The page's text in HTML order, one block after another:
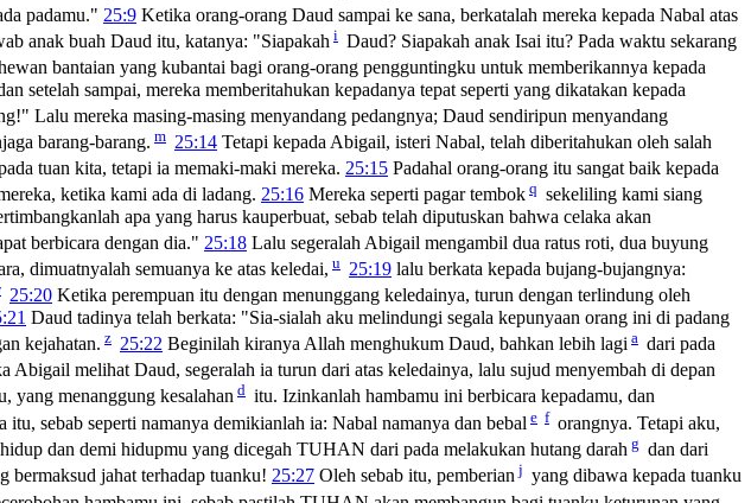
padamu." 25:9 Ketika orang-orang Daud sampai ke sana, berkatalah mereka kepada Nabal atas
anak buah Daud itu, katanya: "Siapakah i Daud? Siapakah anak Isai itu? Pada waktu sekarang
bantaian yang kubantai bagi orang-orang pengguntingku untuk memberikannya kepada
setelah sampai, mereka memberitahukan kepadanya tepat seperti yang dikatakan kepada
Lalu mereka masing-masing menyandang pedangnya; Daud sendiripun menyandang
barang-barang. m 25:14 Tetapi kepada Abigail, isteri Nabal, telah diberitahukan oleh salah
tuan kita, tetapi ia memaki-maki mereka. 25:15 Padahal orang-orang itu sangat baik kepada
ketika kami ada di ladang. 25:16 Mereka seperti pagar tembok q sekeliling kami siang
apa yang harus kauperbuat, sebab telah diputuskan bahwa celaka akan
berbicara dengan dia." 25:18 Lalu segeralah Abigail mengambil dua ratus roti, dua buyung
dimuatnyalah semuanya ke atas keledai, u 25:19 lalu berkata kepada bujang-bujangnya:
25:20 Ketika perempuan itu dengan menunggang keledainya, turun dengan terlindung oleh
Daud tadinya telah berkata: "Sia-sialah aku melindungi segala kepunyaan orang ini di padang
kejahatan. z 25:22 Beginilah kiranya Allah menghukum Daud, bahkan lebih lagi a dari pada
Abigail melihat Daud, segeralah ia turun dari atas keledainya, lalu sujud menyembah di depan
yang menanggung kesalahan d itu. Izinkanlah hambamu ini berbicara kepadamu, dan
sebab seperti namanya demikianlah ia: Nabal namanya dan bebal e f orangnya. Tetapi aku,
dan demi hidupmu yang dicegah TUHAN dari pada melakukan hutang darah g dan dari
bermaksud jahat terhadap tuanku! 25:27 Oleh sebab itu, pemberian j yang dibawa kepada tuanku